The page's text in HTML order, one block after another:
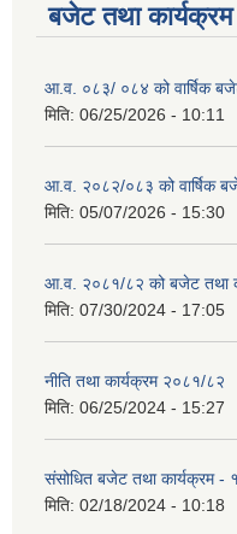
बजेट तथा कार्यक्रम
आ.व. ०८३/ ०८४ को वार्षिक
मिति: 06/25/2026 - 10:11
आ.व. २०८२/०८३ को वार्षिक
मिति: 05/07/2026 - 15:30
आ.व. २०८१/८२ को बजेट तथा
मिति: 07/30/2024 - 17:05
नीति तथा कार्यक्रम २०८१/८२
मिति: 06/25/2024 - 15:27
संसोधित बजेट तथा कार्यक्रम -
मिति: 02/18/2024 - 10:18